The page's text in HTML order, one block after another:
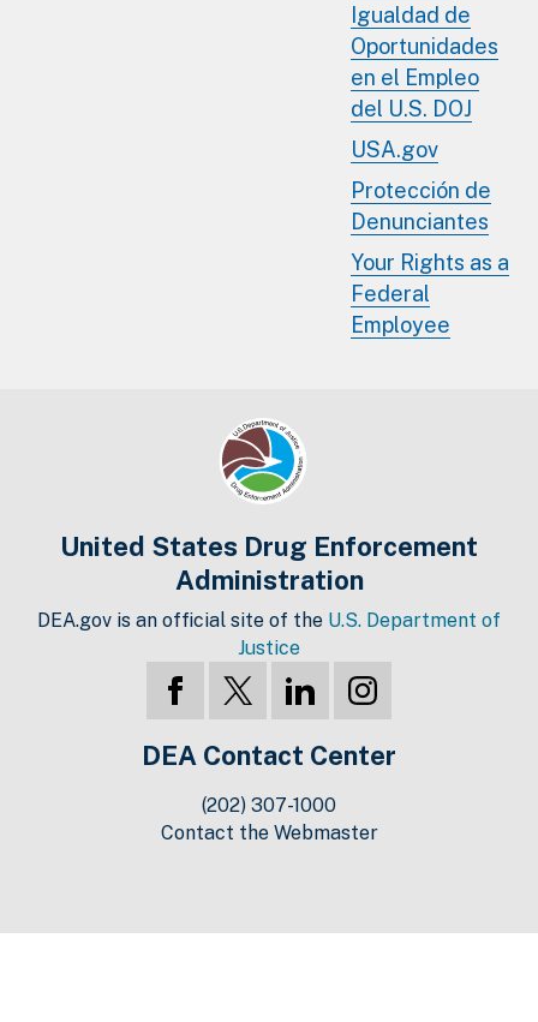
Igualdad de
Oportunidades
en el Empleo
del U.S. DOJ
USA.gov
Protección de
Denunciantes
Your Rights as a
Federal
Employee
United States Drug Enforcement
Administration
DEA.gov is an official site of the U.S. Department of
Justice
DEA Contact Center
(202) 307-1000
Contact the Webmaster